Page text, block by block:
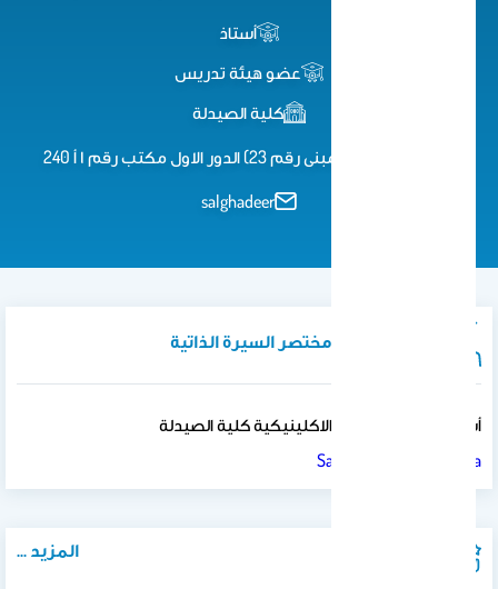
أستاذ
عضو هيئة تدريس
كلية الصيدلة
كلية الصيدلة (مبنى رقم 23) الدور الاول مكتب رقم ١ أ 240
salghadeer
نبذة تعريفية / مختصر السيرة الذاتية
أستاذ ، قسم الصيدلة الاكلينيكية كلية الصيدلة
Salghadeer@ksu.edu.sa
المزيد ...